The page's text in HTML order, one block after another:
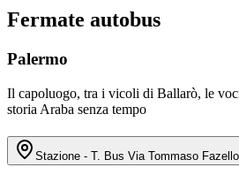
Fermate autobus
Palermo
Il capoluogo, tra i vicoli di Ballarò, le
storia Araba senza tempo
Stazione - T. Bus Via Tommaso Fazello